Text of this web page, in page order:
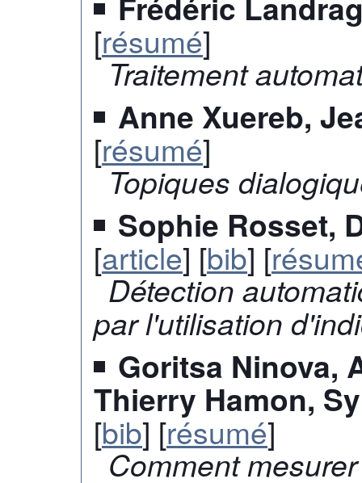
[résumé]
Traitement
Anne Xuereb,
[résumé]
Topiques
Sophie Rosset,
[article] [bib] [
Détection
par l'utilisation
Goritsa Ninova,
Thierry Hamon,
[bib] [résumé]
Comment